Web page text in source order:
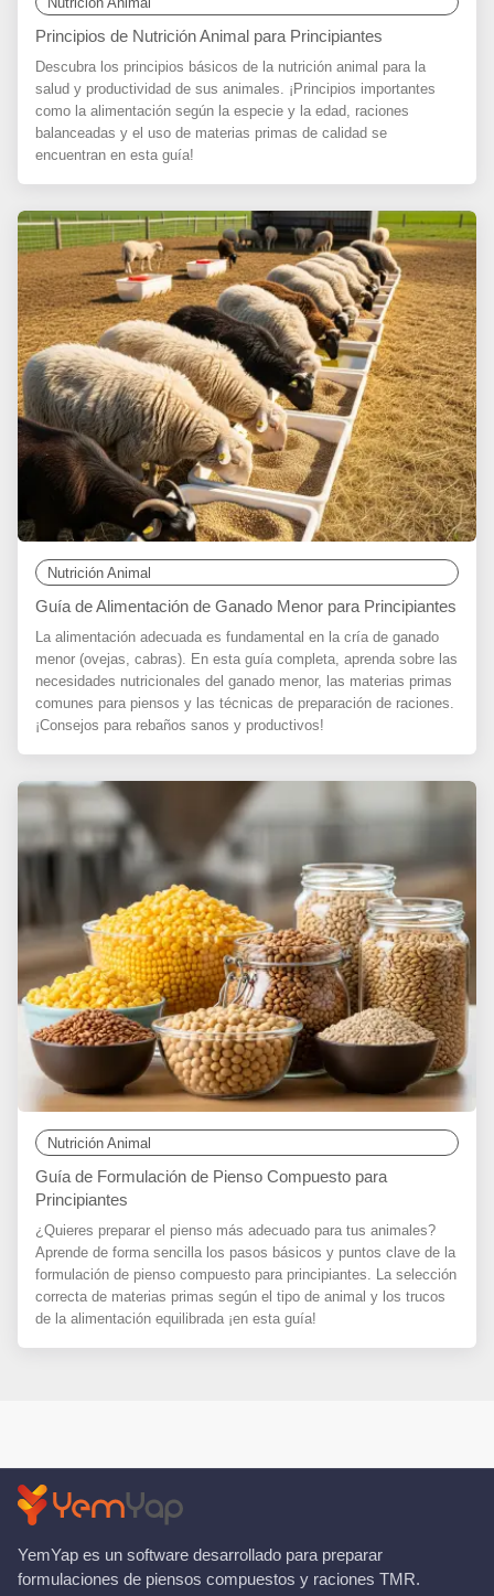
Principios de Nutrición Animal para Principiantes
Descubra los principios básicos de la nutrición animal para la
salud y productividad de sus animales. ¡Principios importantes
como la alimentación según la especie y la edad, raciones
balanceadas y el uso de materias primas de calidad se
encuentran en esta guía!
Nutrición Animal
Guía de Alimentación de Ganado Menor para Principiantes
La alimentación adecuada es fundamental en la cría de ganado
menor (ovejas, cabras). En esta guía completa, aprenda sobre las
necesidades nutricionales del ganado menor, las materias primas
comunes para piensos y las técnicas de preparación de raciones.
¡Consejos para rebaños sanos y productivos!
Nutrición Animal
Guía de Formulación de Pienso Compuesto para
Principiantes
¿Quieres preparar el pienso más adecuado para tus animales?
Aprende de forma sencilla los pasos básicos y puntos clave de la
formulación de pienso compuesto para principiantes. La selección
correcta de materias primas según el tipo de animal y los trucos
de la alimentación equilibrada ¡en esta guía!
YemYap es un software desarrollado para preparar
formulaciones de piensos compuestos y raciones TMR.